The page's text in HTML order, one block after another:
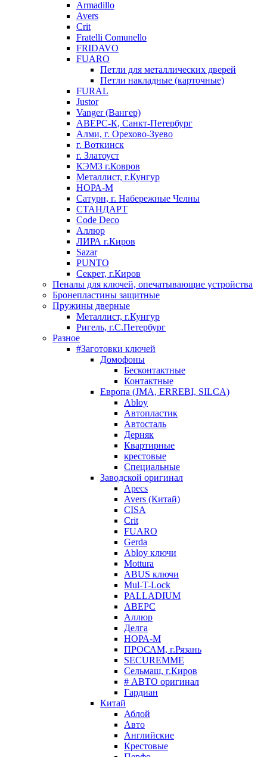
Armadillo
Avers
Crit
Fratelli Comunello
FRIDAVO
FUARO
Петли для металлических дверей
Петли накладные (карточные)
FURAL
Justor
Vanger (Вангер)
АВЕРС-К, Санкт-Петербург
Алми, г. Орехово-Зуево
г. Воткинск
г. Златоуст
КЭМЗ г.Ковров
Металлист, г.Кунгур
НОРА-М
Сатурн, г. Набережные Челны
СТАНДАРТ
Code Deco
Аллюр
ЛИРА г.Киров
Sazar
PUNTO
Секрет, г.Киров
Пеналы для ключей, опечатывающие устройства
Бронепластины защитные
Пружины дверные
Металлист, г.Кунгур
Ригель, г.С.Петербург
Разное
#Заготовки ключей
Домофоны
Бесконтактные
Контактные
Европа (JMA, ERREBI, SILCA)
Abloy
Автопластик
Автосталь
Дерняк
Квартирные
крестовые
Специальные
Заводской оригинал
Apecs
Avers (Китай)
CISA
Crit
FUARO
Gerda
Abloy ключи
Mottura
ABUS ключи
Mul-T-Lock
PALLADIUM
АВЕРС
Аллюр
Делга
НОРА-М
ПРОСАМ, г.Рязань
SECUREMME
Сельмаш, г.Киров
# АВТО оригинал
Гардиан
Китай
Аблой
Авто
Английские
Крестовые